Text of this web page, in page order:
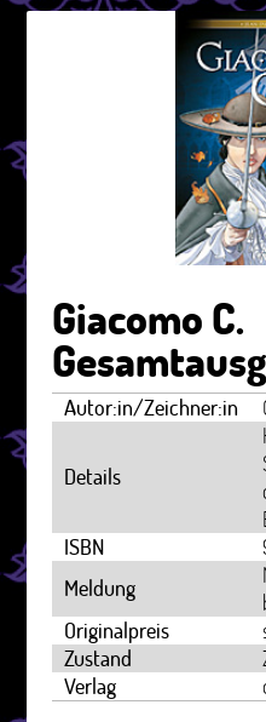
Giacomo C.
Autor:in/Zeichner:in
Details
ISBN
Meldung
Originalpreis
Zustand
Verlag